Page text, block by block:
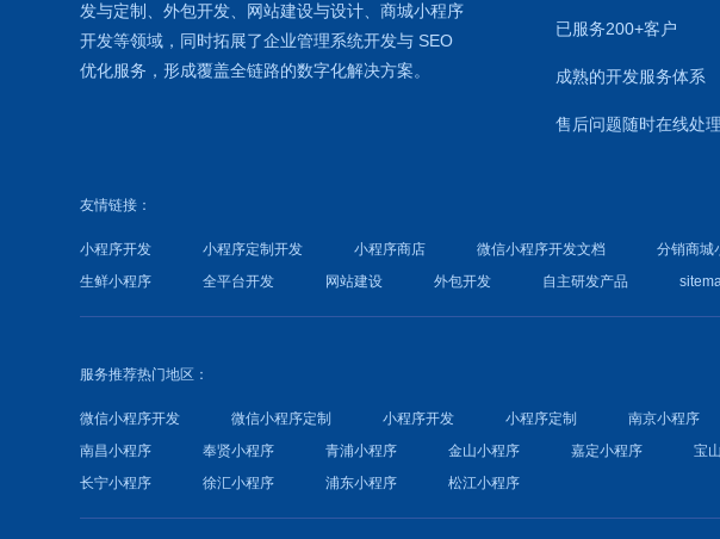
发与定制、外包开发、 网站建设与设计、商城小程序
开发等领域，同时拓展了企业管理系统开发与 SEO
优化服务，形成覆盖全链路的数字化解决方案。
已服务200+客户
成熟的开发服务体系
售后问题随时在线处理
友情链接：
小程序开发 小程序定制开发 小程序商店 微信小程序开发文档 分销商城
生鲜小程序
全平台开发 网站建设 外包开发 自主研发产品
服务推荐热门地区：
微信小程序开发 微信小程序定制 小程序开发 小程序定制 南京小程序
南昌小程序
奉贤小程序 青浦小程序 金山小程序 嘉定小程序 宝
长宁小程序
徐汇小程序 浦东小程序 松江小程序